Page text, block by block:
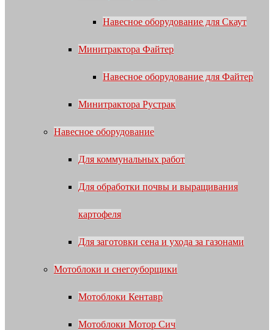
Навесное оборудование для Скаут
Минитрактора Файтер
Навесное оборудование для Файтер
Минитрактора Рустрак
Навесное оборудование
Для коммунальных работ
Для обработки почвы и выращивания
картофеля
Для заготовки сена и ухода за газонами
Мотоблоки и снегоуборщики
Мотоблоки Кентавр
Мотоблоки Мотор Сич